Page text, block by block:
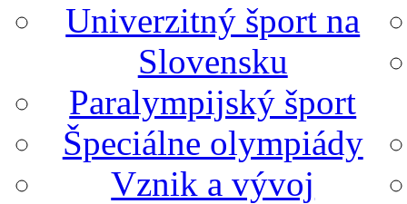
Univerzitný šport na
Slovensku
Paralympijský šport
Špeciálne olympiády
Vznik a vývoj